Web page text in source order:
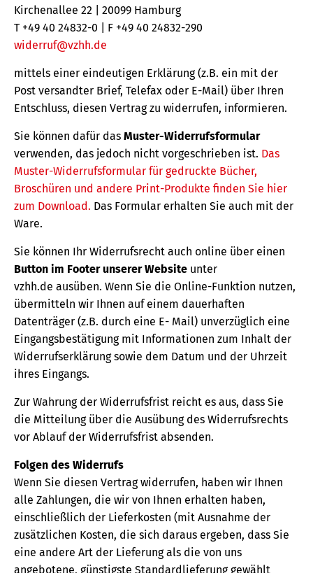
Kirchenallee 22 | 20099 Hamburg
T +49 40 24832-0 | F +49 40 24832-290
widerruf@vzhh.de
mittels einer eindeutigen Erklärung (z.B. ein mit der
Post versandter Brief, Telefax oder E-Mail) über Ihren
Entschluss, diesen Vertrag zu widerrufen, informieren.
Sie können dafür das Muster-Widerrufsformular
verwenden, das jedoch nicht vorgeschrieben ist. Das
Muster-Widerrufsformular für gedruckte Bücher,
Broschüren und andere Print-Produkte finden Sie hier
zum Download. Das Formular erhalten Sie auch mit der
Ware.
Sie können Ihr Widerrufsrecht auch online über einen
Button im Footer unserer Website unter
vzhh.de ausüben. Wenn Sie die Online-Funktion nutzen,
übermitteln wir Ihnen auf einem dauerhaften
Datenträger (z.B. durch eine E- Mail) unverzüglich eine
Eingangsbestätigung mit Informationen zum Inhalt der
Widerrufserklärung sowie dem Datum und der Uhrzeit
ihres Eingangs.
Zur Wahrung der Widerrufsfrist reicht es aus, dass Sie
die Mitteilung über die Ausübung des Widerrufsrechts
vor Ablauf der Widerrufsfrist absenden.
Folgen des Widerrufs
Wenn Sie diesen Vertrag widerrufen, haben wir Ihnen
alle Zahlungen, die wir von Ihnen erhalten haben,
einschließlich der Lieferkosten (mit Ausnahme der
zusätzlichen Kosten, die sich daraus ergeben, dass Sie
eine andere Art der Lieferung als die von uns
angebotene, günstigste Standardlieferung gewählt